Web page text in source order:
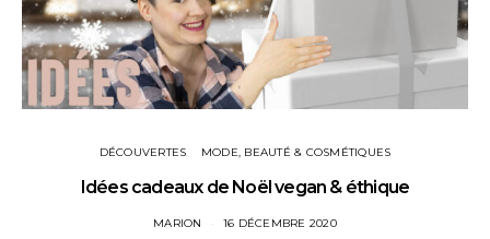
DÉCOUVERTES MODE, BEAUTÉ & COSMÉTIQUES
Idées cadeaux de Noël vegan & éthique
MARION 16 DÉCEMBRE 2020